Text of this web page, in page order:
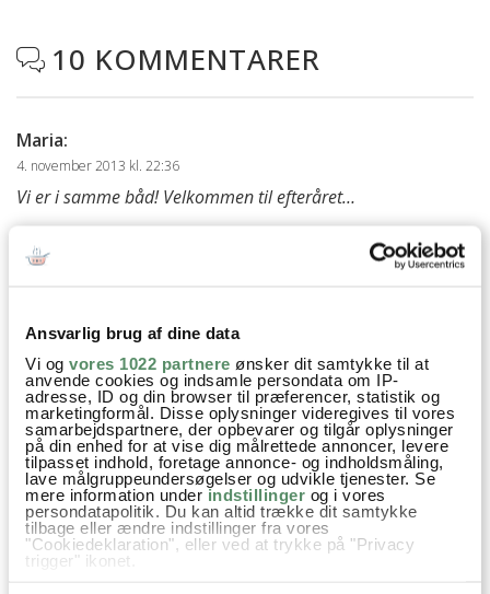
Ansvarlig brug af dine data
Vi og vores 1022 partnere ønsker dit samtykke til at
anvende cookies og indsamle persondata om IP-
adresse, ID og din browser til præferencer, statistik og
marketingformål. Disse oplysninger videregives til vores
samarbejdspartnere, der opbevarer og tilgår oplysninger
på din enhed for at vise dig målrettede annoncer, levere
tilpasset indhold, foretage annonce- og indholdsmåling,
lave målgruppeundersøgelser og udvikle tjenester. Se
mere information underindstillinger og i vores
persondatapolitik. Du kan altid trække dit samtykke
tilbage eller ændre indstillinger fra vores
"Cookiedeklaration", eller ved at trykke på "Privacy
trigger" ikonet.
 10 KOMMENTARER
Maria:
4. november 2013 kl. 22:36
Vi er i samme båd! Velkommen til efteråret…
:)
besvar
Anne-Marie:
4. november 2013 kl. 20:33
Sikke et lækkert forkølelseskit. Jeg har en lækker
hvidløgssuppe på min liste og den vil ungerne gerne spise,
utroligt nok, men hvidløgene ændrer meget smag i suppen,